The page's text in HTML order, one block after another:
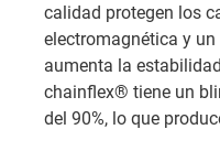
calidad protegen los
electromagnética y
aumenta la
chainflex® tiene un
del 90%, lo que